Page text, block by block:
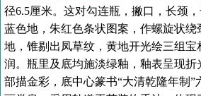
径6.5厘米。这对勾连瓶，撇口，长颈
蓝色地，朱红色条状图案，作螺旋状绕
地，锥剔出凤草纹，黄地开光绘三组宝
润。瓶里及底均施淡绿釉，釉表呈现折
部描金彩，底中心篆书“大清乾隆年制”